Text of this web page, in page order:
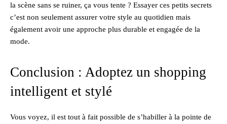
la scène sans se ruiner, ça vous tente ? Essayer ces petits secrets
c’est non seulement assurer votre style au quotidien mais
également avoir une approche plus durable et engagée de la
mode.
Conclusion : Adoptez un shopping
intelligent et stylé
Vous voyez, il est tout à fait possible de s’habiller à la pointe de